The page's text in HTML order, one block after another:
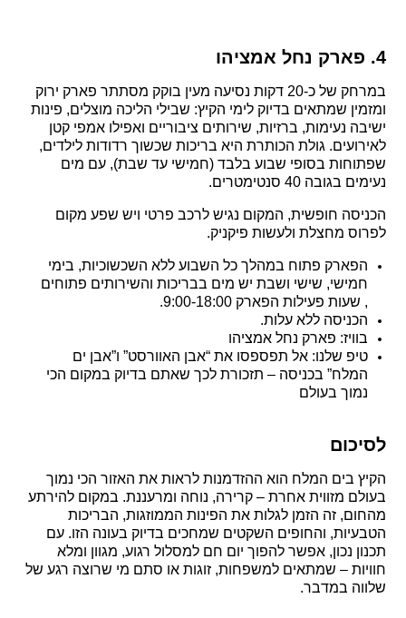
4. פארק נחל אמציהו
במרחק של כ-20 דקות נסיעה מעין בוקק מסתתר פארק ירוק
ומזמין שמתאים בדיוק לימי הקיץ: שבילי הליכה מוצלים, פינות
ישיבה נעימות, ברזיות, שירותים ציבוריים ואפילו אמפי קטן
לאירועים. גולת הכותרת היא בריכות שכשוך רדודות לילדים,
שפתוחות בסופי שבוע בלבד (חמישי עד שבת), עם מים
נעימים בגובה 40 סנטימטרים.
הכניסה חופשית, המקום נגיש לרכב פרטי ויש שפע מקום
לפרוס מחצלת ולעשות פיקניק.
הפארק פתוח במהלך כל השבוע ללא השכשוכיות, בימי
חמישי, שישי ושבת יש מים בבריכות והשירותים פתוחים
, שעות פעילות הפארק 9:00-18:00.
הכניסה ללא עלות.
בוויז: פארק נחל אמציהו
טיפ שלנו: אל תפספסו את “אבן האוורסט” ו”אבן ים
המלח” בכניסה – תזכורת לכך שאתם בדיוק במקום הכי
נמוך בעולם
לסיכום
הקיץ בים המלח הוא ההזדמנות לראות את האזור הכי נמוך
בעולם מזווית אחרת – קרירה, נוחה ומרעננת. במקום להירתע
מהחום, זה הזמן לגלות את הפינות הממוזגות, הבריכות
הטבעיות, והחופים השקטים שמחכים בדיוק בעונה הזו. עם
תכנון נכון, אפשר להפוך יום חם למסלול רגוע, מגוון ומלא
חוויות – שמתאים למשפחות, זוגות או סתם מי שרוצה רגע של
שלווה במדבר.